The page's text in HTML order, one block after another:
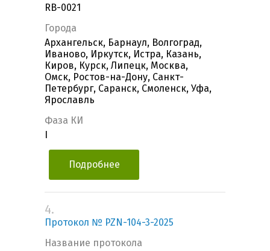
RB-0021
Города
Архангельск, Барнаул, Волгоград,
Иваново, Иркутск, Истра, Казань,
Киров, Курск, Липецк, Москва,
Омск, Ростов-на-Дону, Санкт-
Петербург, Саранск, Смоленск, Уфа,
Ярославль
Фаза КИ
Подробнее
4.
Протокол № PZN-104-3-2025
Название протокола